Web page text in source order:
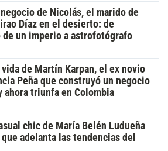
de Nicolás, el marido de
Díaz en el desierto: de
de un imperio a astrofotógrafo
vida de Martín Karpan, el ex novio
Peña que construyó un negocio
ahora triunfa en Colombia
chic de María Belén Ludueña
adelanta las tendencias del